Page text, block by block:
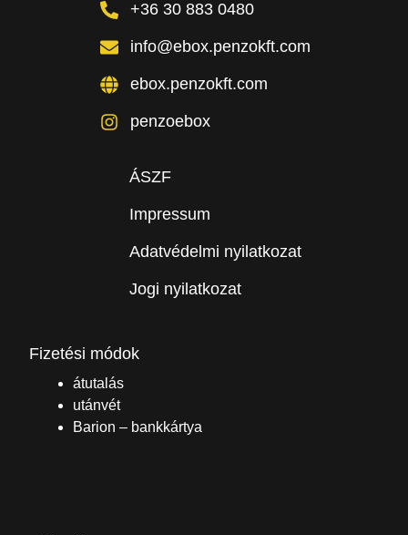
+36 30 883 0480
info@ebox.penzokft.com
ebox.penzokft.com
penzoebox
ÁSZF
Impressum
Adatvédelmi nyilatkozat
Jogi nyilatkozat
Fizetési módok
átutalás
utánvét
Barion – bankkártya